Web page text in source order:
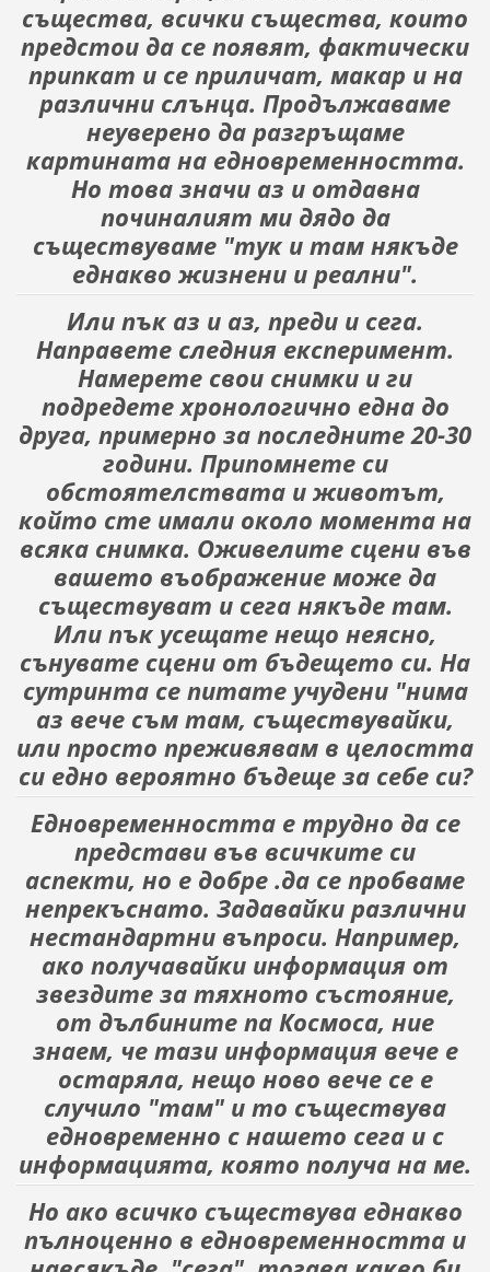
същества, всички същества, които
предстои да се появят, фактически
припкат и се приличат, макар и на
различни слънца. Продължаваме
неуверено да разгръщаме
картината на едновременността.
Но това значи аз и отдавна
починалият ми дядо да
съществуваме "тук и там някъде
еднакво жизнени и реални".
Или пък аз и аз, преди и сега.
Направете следния експеримент.
Намерете свои снимки и ги
подредете хронологично една до
друга, примерно за последните 20-30
години. Припомнете си
обстоятелствата и животът,
който сте имали около момента на
всяка снимка. Оживелите сцени във
вашето въображение може да
съществуват и сега някъде там.
Или пък усещате нещо неясно,
сънувате сцени от бъдещето си. На
сутринта се питате учудени "нима
аз вече съм там, съществувайки,
или просто преживявам в целостта
си едно вероятно бъдеще за себе си?
Едновременността е трудно да се
представи във всичките си
аспекти, но е добре .да се пробваме
непрекъснато. Задавайки различни
нестандартни въпроси. Например,
ако получавайки информация от
звездите за тяхното състояние,
от дълбините па Космоса, ние
знаем, че тази информация вече е
остаряла, нещо ново вече се е
случило "там" и то съществува
едновременно с нашето сега и с
информацията, която получа на ме.
Но ако всичко съществува еднакво
пълноценно в едновременността и